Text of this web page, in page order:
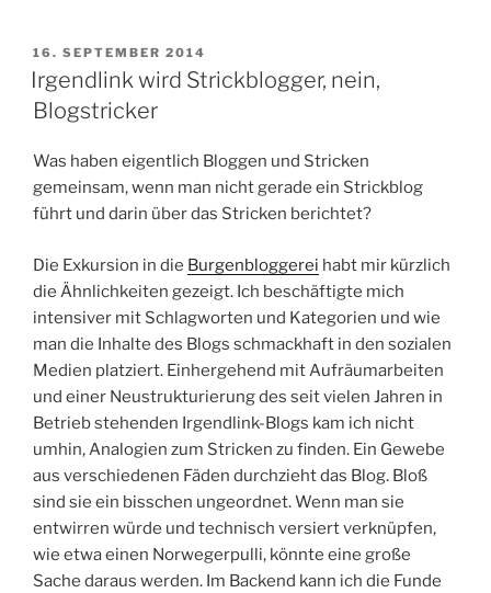
VERÖFFENTLICHT
AM
16. SEPTEMBER 2014
Irgendlink wird Strickblogger, nein,
Blogstricker
Was haben eigentlich Bloggen und Stricken
gemeinsam, wenn man nicht gerade ein Strickblog
führt und darin über das Stricken berichtet?
Die Exkursion in die Burgenbloggerei habt mir kürzlich
die Ähnlichkeiten gezeigt. Ich beschäftigte mich
intensiver mit Schlagworten und Kategorien und wie
man die Inhalte des Blogs schmackhaft in den sozialen
Medien platziert. Einhergehend mit Aufräumarbeiten
und einer Neustrukturierung des seit vielen Jahren in
Betrieb stehenden Irgendlink-Blogs kam ich nicht
umhin, Analogien zum Stricken zu finden. Ein Gewebe
aus verschiedenen Fäden durchzieht das Blog. Bloß
sind sie ein bisschen ungeordnet. Wenn man sie
entwirren würde und technisch versiert verknüpfen,
wie etwa einen Norwegerpulli, könnte eine große
Sache daraus werden. Im Backend kann ich die Funde